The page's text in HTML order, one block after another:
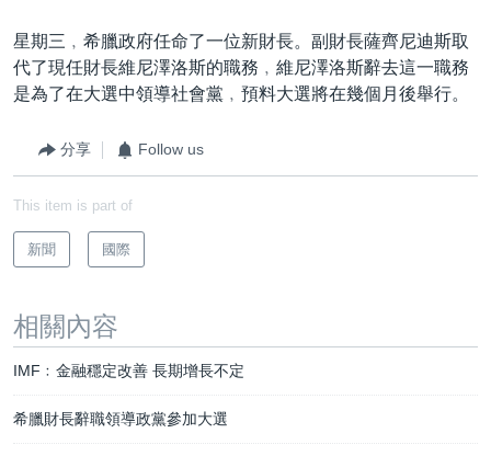
星期三﹐希臘政府任命了一位新財長。副財長薩齊尼迪斯取
代了現任財長維尼澤洛斯的職務﹐維尼澤洛斯辭去這一職務
是為了在大選中領導社會黨﹐預料大選將在幾個月後舉行。
分享 Follow us
This item is part of
新聞 國際
相關內容
IMF﹕金融穩定改善 長期增長不定
希臘財長辭職領導政黨參加大選